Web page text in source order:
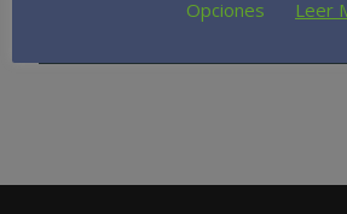
ORDENANZA MUNICIPAL SOBRE
Opciones Leer